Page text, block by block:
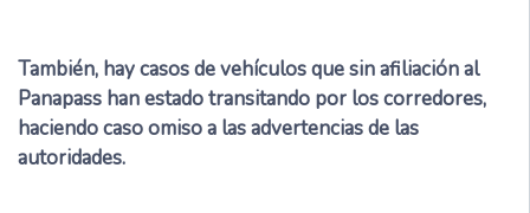
También, hay casos de vehículos que sin afiliación al
Panapass han estado transitando por los corredores,
haciendo caso omiso a las advertencias de las
autoridades.